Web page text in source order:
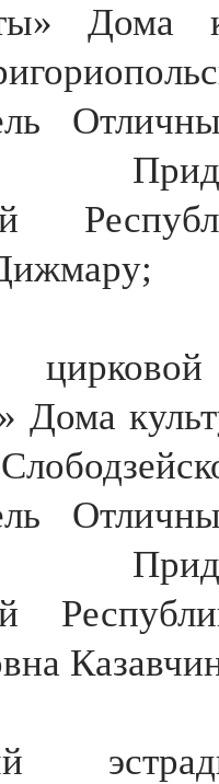
Дома
цирковой
Дома